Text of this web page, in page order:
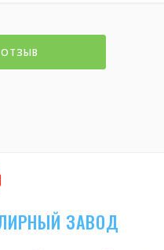
ЗАВОД